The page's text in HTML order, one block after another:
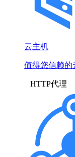
云主机
值得您信赖的
HTTP代理